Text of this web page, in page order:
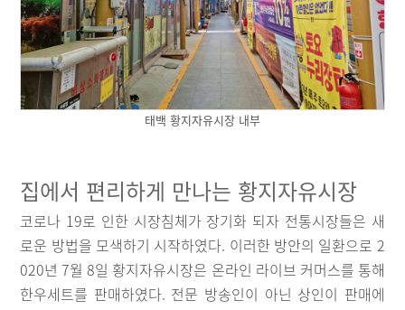
태백 황지자유시장 내부
집에서 편리하게 만나는 황지자유시장
코로나 19로 인한 시장침체가 장기화 되자 전통시장들은 새
로운 방법을 모색하기 시작하였다. 이러한 방안의 일환으로 2
020년 7월 8일 황지자유시장은 온라인 라이브 커머스를 통해
한우세트를 판매하였다. 전문 방송인이 아닌 상인이 판매에